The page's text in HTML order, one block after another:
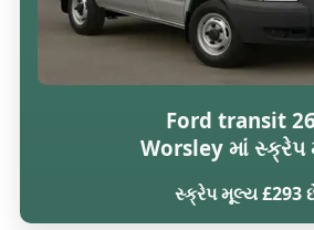
Ford transit
Worsley માં
સ્ક્રેપ મૂલ્ય £293